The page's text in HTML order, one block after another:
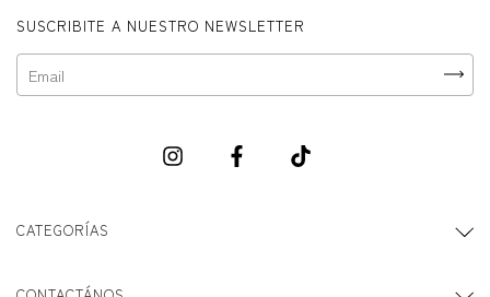
SUSCRIBITE A NUESTRO NEWSLETTER
CATEGORÍAS